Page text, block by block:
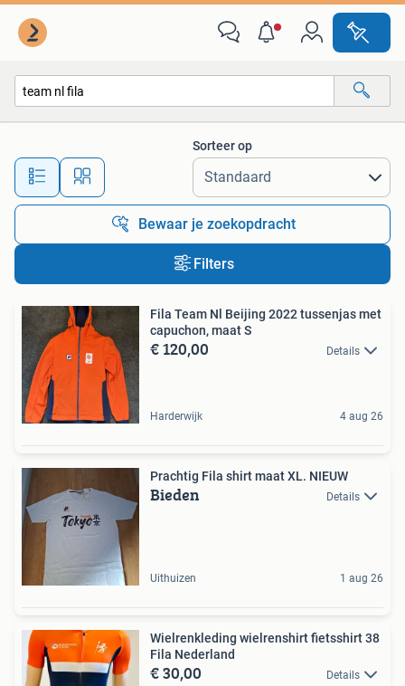
Alle afstanden…
Sorteer op
Bewaar je zoekopdracht
Filters
Fila Team Nl Beijing 2022 tussenjas met
capuchon, maat S
€ 120,00 Details
Harderwijk 4 aug 26
Prachtig Fila shirt maat XL. NIEUW
Bieden Details
Uithuizen 1 aug 26
Wielrenkleding wielrenshirt fietsshirt 38
Fila Nederland
€ 30,00 Details